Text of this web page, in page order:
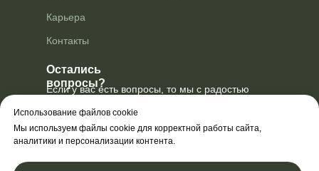
Использование файлов cookie
Мы используем файлы cookie для корректной работы сайта,
аналитики и персонализации контента.
Остались
вопросы?
Если у вас есть вопросы, то мы с радостью
и поможем выбрать нужную
Оставить заявку
Контакты
Карьера